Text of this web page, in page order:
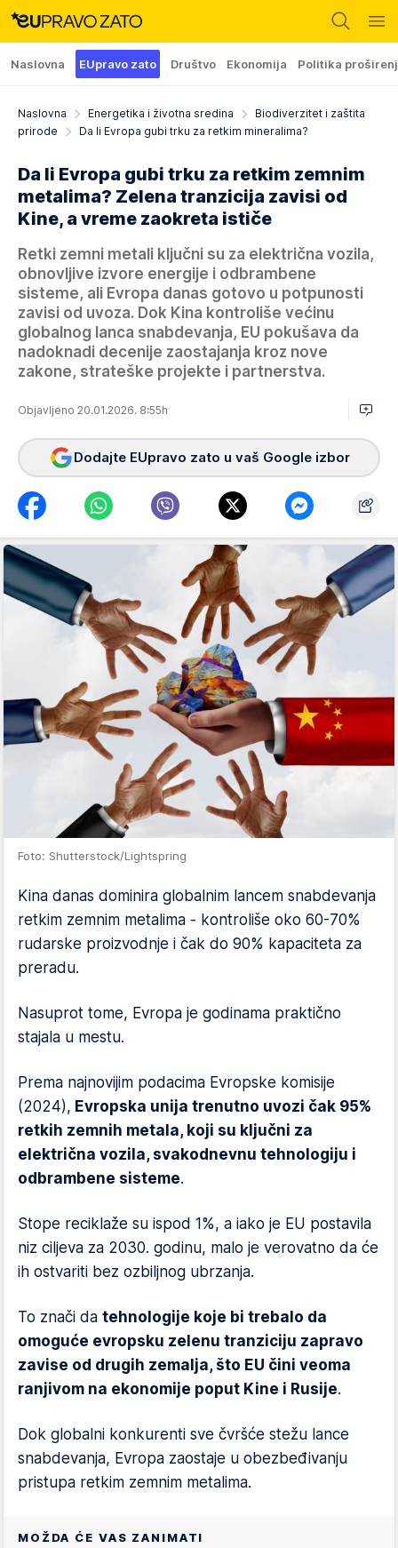
Naslovna EUpravo zato Društvo Ekonomija Politika
Naslovna Energetika i životna sredina
Biodiverzitet i zaštita
prirode
Da li Evropa gubi trku za retkim mineralima?
Da li Evropa gubi trku za retkim zemnim
metalima? Zelena tranzicija zavisi od
Kine, a vreme zaokreta ističe
Retki zemni metali ključni su za električna vozila,
obnovljive izvore energije i odbrambene
sisteme, ali Evropa danas gotovo u potpunosti
zavisi od uvoza. Dok Kina kontroliše većinu
globalnog lanca snabdevanja, EU pokušava da
nadoknadi decenije zaostajanja kroz nove
zakone, strateške projekte i partnerstva.
Objavljeno 20.01.2026. 8:55h
Dodajte EUpravo zato u vaš Google izbor
Foto: Shutterstock/Lightspring
Kina danas dominira globalnim lancem snabdevanja
retkim zemnim metalima - kontroliše oko 60-70%
rudarske proizvodnje i čak do 90% kapaciteta za
preradu.
Nasuprot tome, Evropa je godinama praktično
stajala u mestu.
Prema najnovijim podacima Evropske komisije
(2024), Evropska unija trenutno uvozi čak 95%
retkih zemnih metala, koji su ključni za
električna vozila, svakodnevnu tehnologiju i
odbrambene sisteme.
Stope reciklaže su ispod 1%, a iako je EU postavila
niz ciljeva za 2030. godinu, malo je verovatno da će
ih ostvariti bez ozbiljnog ubrzanja.
To znači da tehnologije koje bi trebalo da
omoguće evropsku zelenu tranziciju zapravo
zavise od drugih zemalja, što EU čini veoma
ranjivom na ekonomije poput Kine i Rusije.
Dok globalni konkurenti sve čvršće stežu lance
snabdevanja, Evropa zaostaje u obezbeđivanju
pristupa retkim zemnim metalima.
MOŽDA ĆE VAS ZANIMATI